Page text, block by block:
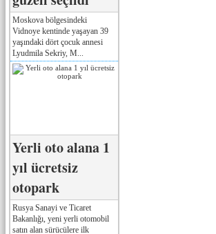
Moskova bölgesindeki
Vidnoye kentinde yaşayan 39
yaşındaki dört çocuk annesi
Lyudmila Sekriy, M...
Yerli oto alana 1
yıl ücretsiz
otopark
Rusya Sanayi ve Ticaret
Bakanlığı, yeni yerli otomobil
satın alan sürücülere ilk